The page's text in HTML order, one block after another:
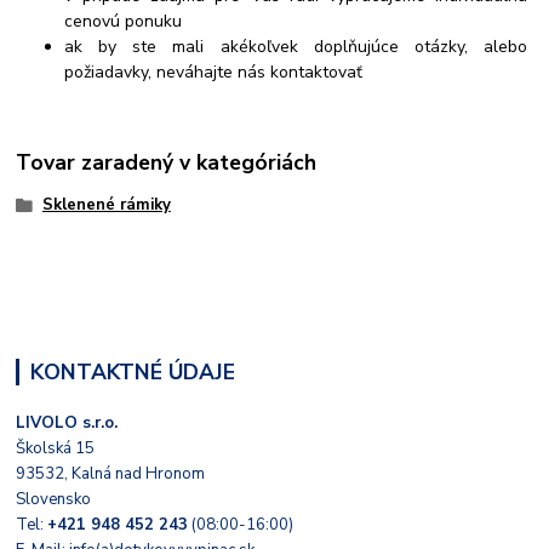
cenovú ponuku
ak by ste mali akékoľvek doplňujúce otázky, alebo
požiadavky, neváhajte nás kontaktovať
Tovar zaradený v kategóriách
Sklenené rámiky
KONTAKTNÉ ÚDAJE
LIVOLO s.r.o.
Školská 15
93532, Kalná nad Hronom
Slovensko
Tel: +421 948 452 243 (08:00-16:00)